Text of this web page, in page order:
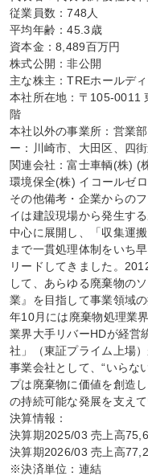
従業員数：748人
平均年齢：45.3歳
資本金：8,489百万円
株式公開：非公開
主な株主：TREホールデ
本社所在地：〒105-0011
階
本社以外の事業所：営業
ー：川崎市、大田区、四
関連会社：富士車輌(株) (
環境保全(株) イコールゼ
その他備考・企業からの
イは建設現場から発生す
中心に展開し、「収集運
まで一貫処理体制をいち
リードしてきました。
して、あらゆる廃棄物の
業』を目指して事業領域
年10月には廃棄物処理業
業界大手リバーHDが経営
社」（東証プライム上場
事業会社として、“いらな
プは廃棄物に価値を創造
の持続可能な発展を支え
決算情報：
決算期2025/03 売上高
決算期2026/03 売上高
※決済単位：連結